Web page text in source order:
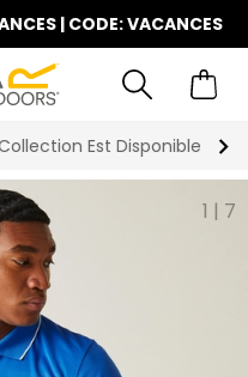
| CODE: VACANCES
Est Disponible
1 | 7